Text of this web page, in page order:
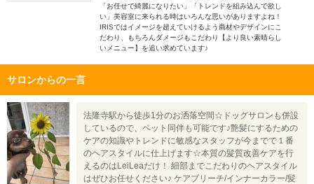
「お任せで綺麗になりたい」「トレンドを組み込んで欲し
い」美容室に来られる時はいろんな思いがありますよね！
IRISではイメージを超えていけるよう商材やデザインにこ
だわり、もちろんダメージもこだわり【より良い素晴らし
いメニュー】を追い求めています♪
サロンからの一言
法隆寺駅から徒歩1分のお洒落空間☆ドッグサロンも併設
しているので、ペット同伴も可能です♪艶髪にするための
ケアの知識やトレンドに敏感なスタッフが今までで１番
のヘアスタイルに仕上げます☆本質の髪質改善ケアを行
えるのはLeiLeaだけ！ 細部までこだわりのヘアスタイル
はぜひお任せください♪ ケアブリーチ/インナーカラー/髪